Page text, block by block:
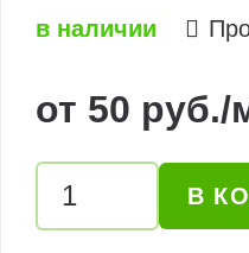
в наличии
от 50 руб./
Количество
товара
В